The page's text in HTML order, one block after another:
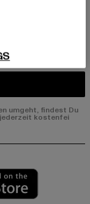
umgeht, findest Du
kostenfei